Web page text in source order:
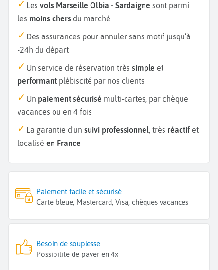
Les vols Marseille Olbia - Sardaigne sont parmi
les moins chers du marché
Des assurances pour annuler sans motif jusqu’à
-24h du départ
Un service de réservation très simple et
performant plébiscité par nos clients
Un paiement sécurisé multi-cartes, par chèque
vacances ou en 4 fois
La garantie d'un suivi professionnel, très réactif et
localisé en France
Paiement facile et sécurisé
Carte bleue, Mastercard, Visa, chèques vacances
Besoin de souplesse
Possibilité de payer en 4x